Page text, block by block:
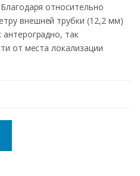
относительно
внешней трубки (12,2 мм)
так
от места локализации